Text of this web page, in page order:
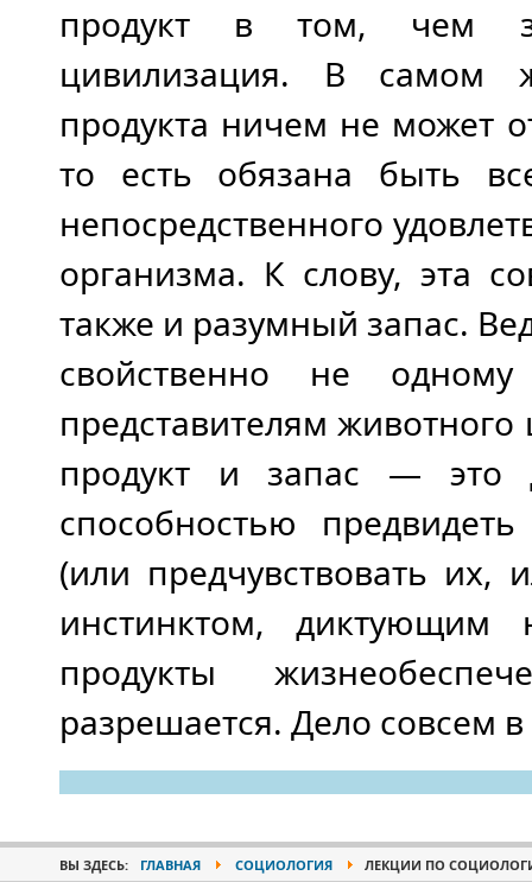
продукт в том, чем
цивилизация. В самом
продукта ничем не может
то есть обязана быть
непосредственного
организма. К слову, эта
также и разумный запас.
свойственно не
представителям
продукт и запас —
способностью
(или предчувствовать их,
инстинктом, диктующим
продукты
разрешается. Дело совсем
ВЫ ЗДЕСЬ: ГЛАВНАЯ СОЦИОЛОГИЯ ЛЕКЦИИ ПО